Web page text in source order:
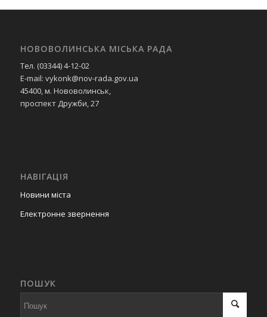
НОВОВОЛИНСЬКА МІСЬКА РАДА
Тел. (03344) 4-12-02
E-mail: vykonk@nov-rada.gov.ua
45400, м. Нововолинськ,
проспект Дружби, 27
НАВІГАЦІЯ
Новини міста
Електронне звернення
ПОШУК